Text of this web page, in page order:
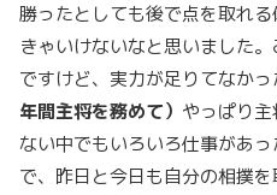
勝ったとしても後で点を取れ
きゃいけないなと思いました
ですけど、実力が足りてなかっ
年間主将を務めて） やっぱり
ない中でもいろいろ仕事があ
で、昨日と今日も自分の相撲